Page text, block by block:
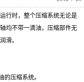
行时，整个压缩系统无论是
均不带一滴油，压缩部件无
滑。
压缩系统。